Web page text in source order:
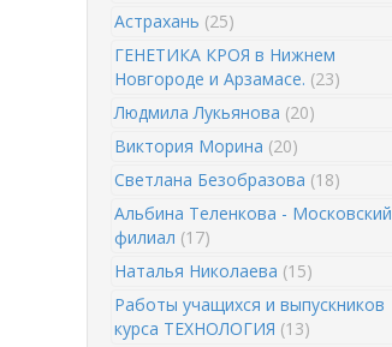
Астрахань (25)
ГЕНЕТИКА КРОЯ в Нижнем
Новгороде и Арзамасе. (23)
Людмила Лукьянова (20)
Виктория Морина (20)
Светлана Безобразова (18)
Альбина Теленкова - Московский
филиал (17)
Наталья Николаева (15)
Работы учащихся и выпускников
курса ТЕХНОЛОГИЯ (13)